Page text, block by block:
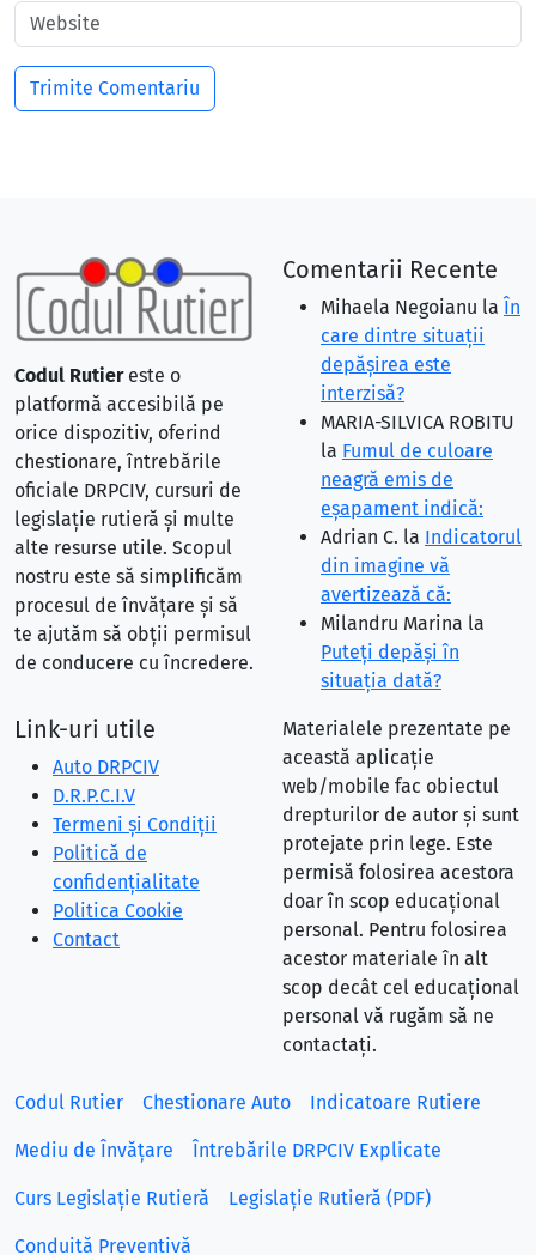
Codul Rutiereste o
platformă accesibilă pe
orice dispozitiv, oferind
chestionare, întrebările
oficiale DRPCIV, cursuri de
legislație rutieră și multe
alte resurse utile. Scopul
nostru este să simplificăm
procesul de învățare și să
te ajutăm să obții permisul
de conducere cu încredere.
Comentarii Recente
Mihaela Negoianu la În
care dintre situaţii
depăşirea este
interzisă?
MARIA-SILVICA ROBITU
la Fumul de culoare
neagră emis de
eşapament indică:
Adrian C. la Indicatorul
din imagine vă
avertizează că:
Milandru Marina la
Puteţi depăşi în
situaţia dată?
Link-uri utile
Auto DRPCIV
D.R.P.C.I.V
Termeni și Condiții
Politică de
confidențialitate
Politica Cookie
Contact
Materialele prezentate pe
această aplicație
web/mobile fac obiectul
drepturilor de autor și sunt
protejate prin lege. Este
permisă folosirea acestora
doar în scop educațional
personal. Pentru folosirea
acestor materiale în alt
scop decât cel educațional
personal vă rugăm să ne
contactați.
Codul Rutier Chestionare Auto Indicatoare Rutiere
Mediu de Învățare Întrebările DRPCIV Explicate
Curs Legislație Rutieră Legislație Rutieră (PDF)
Conduită Preventivă